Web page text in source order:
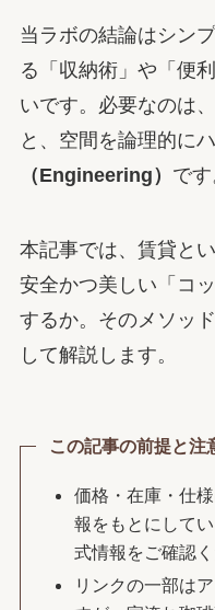
当ラボの結論はシン
る「収納術」や「便
いです。必要なのは、
と、空間を論理的に
（Engineering） です
本記事では、賃貸と
安全かつ美しい「コ
するか。そのメソッ
して解説します。
この記事の前提と注
価格・在庫・仕
報をもとにして
式情報をご確認く
リンクの一部は